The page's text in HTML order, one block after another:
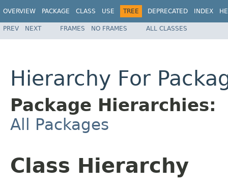
OVERVIEW PACKAGE CLASS USE TREE DEPRECATED INDEX
PREV NEXT FRAMES NO FRAMES ALL CLASSES
Hierarchy For
Package Hierarchies:
All Packages
Class Hierarchy